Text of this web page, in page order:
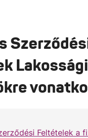
Lakossági
Feltételek a